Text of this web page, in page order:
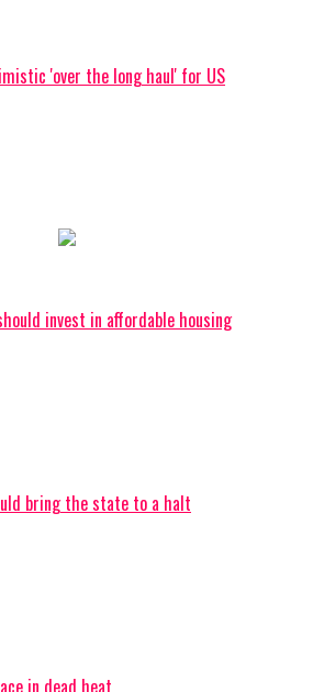
'over the long haul' for US
invest in affordable housing
bring the state to a halt